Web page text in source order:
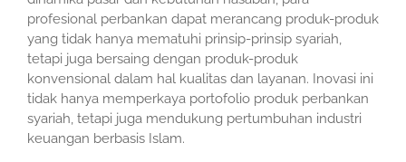
profesional perbankan dapat merancang produk-produk
yang tidak hanya mematuhi prinsip-prinsip syariah,
tetapi juga bersaing dengan produk-produk
konvensional dalam hal kualitas dan layanan. Inovasi ini
tidak hanya memperkaya portofolio produk perbankan
syariah, tetapi juga mendukung pertumbuhan industri
keuangan berbasis Islam.